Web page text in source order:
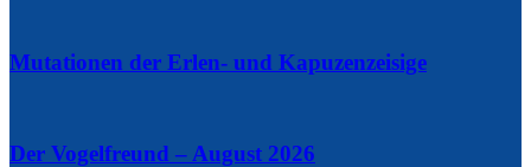
Mutationen der Erlen- und Kapuzenzeisige
Der Vogelfreund – August 2026